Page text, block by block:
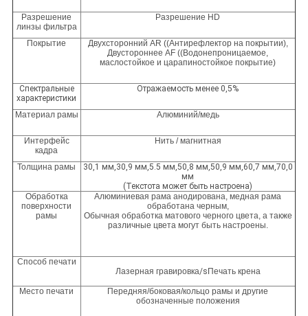
Разрешение
линзы фильтра
Разрешение HD
Покрытие
Двухсторонний AR ((Антирефлектор на покрытии),
Двустороннее AF ((Водонепроницаемое,
маслостойкое и царапиностойкое покрытие)
Спектральные
характеристики
Отражаемость менее 0,5%
Материал рамы Алюминий/медь
Интерфейс
кадра
Нить / магнитная
Толщина рамы
30,1 мм,30,9 мм,5.5 мм,50,8 мм,50,9 мм,60,7 мм,70,0
мм
(Текстота может быть настроена)
Обработка
поверхности
рамы
Алюминиевая рама анодирована, медная рама
обработана черным,
Обычная обработка матового черного цвета, а также
различные цвета могут быть настроены.
Способ печати
Лазерная гравировка/s Печать крена
Место печати
Передняя/боковая/кольцо рамы и другие
обозначенные положения